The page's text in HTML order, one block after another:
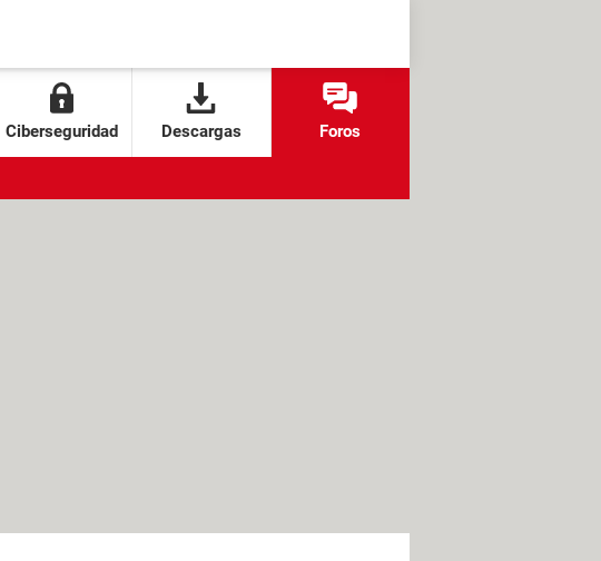
Ciberseguridad Descargas Foros